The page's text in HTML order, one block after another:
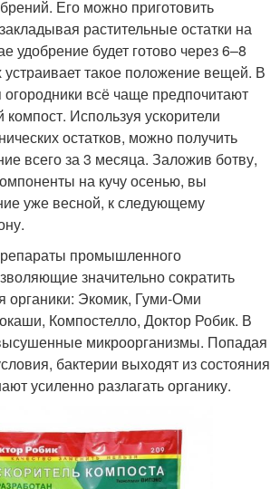
Его можно приготовить
растительные остатки на
удобрение будет готово через 6–8
такое положение вещей. В
всё чаще предпочитают
компост. Используя ускорители
остатков, можно получить
всего за 3 месяца. Заложив ботву,
на кучу осенью, вы
уже весной, к следующему
промышленного
значительно сократить
органики: Экомик, Гуми-Оми
Компостелло, Доктор Робик. В
микроорганизмы. Попадая
бактерии выходят из состояния
усиленно разлагать органику.